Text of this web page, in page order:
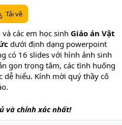
Tải về
các em học sinh Giáo án Vật
dưới định dạng powerpoint
có 16 slides với hình ảnh sinh
gọn trọng tâm, các tình huống
dễ hiểu. Kính mời quý thầy cô
và chính xác nhất!